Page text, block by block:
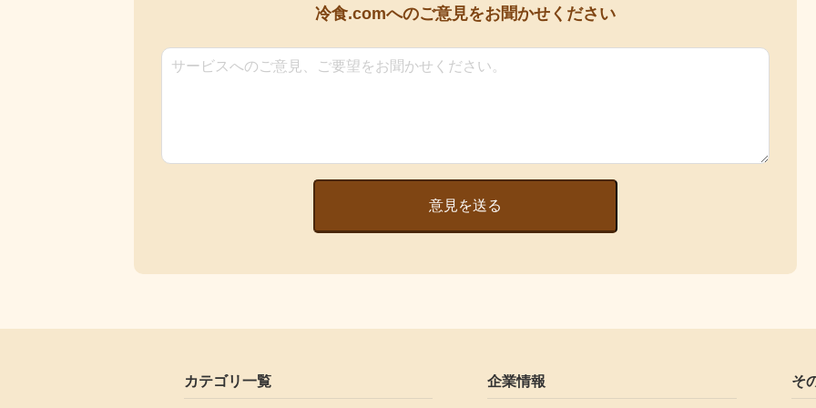
冷食.comへのご意見をお聞かせください
意見を送る
カテゴリ一覧 企業情報 そ